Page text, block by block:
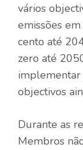
vários
emissões
cento até
zero até
implementar
objectivos
Durante as
Membros